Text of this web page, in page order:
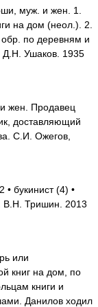
муж. и жен. 1.
на дом (неол.). 2.
по деревням и
Д.Н. Ушаков. 1935
Продавец
доставляющий
С.И. Ожегов,
букинист (4) •
В.Н. Тришин. 2013
или
книг на дом, по
книги и
Данилов ходил